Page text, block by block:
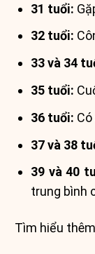
31 tuổi:
32 tuổi:
33 và 34
35 tuổi:
36 tuổi:
37 và 38
39 và 40
trung bình
Tìm hiểu